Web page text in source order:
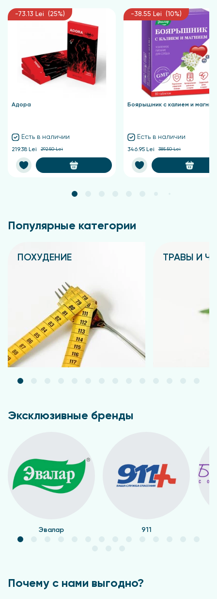
-73.13 Lei (25%)
Адора
Есть в наличии
219.38 Lei 292.50 Lei
-38.55 Lei (10%)
Боярышник с калием и
Есть в наличии
346.95 Lei 385.50 Lei
Популярные категории
ПОХУДЕНИЕ ТРАВЫ И
Эксклюзивные бренды
Эвалар 911
Почему с нами выгодно?